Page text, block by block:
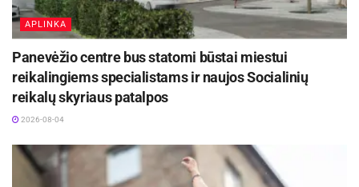
APLINKA
Panevėžio centre bus statomi būstai miestui
reikalingiems specialistams ir naujos Socialinių
reikalų skyriaus patalpos
2026-08-04